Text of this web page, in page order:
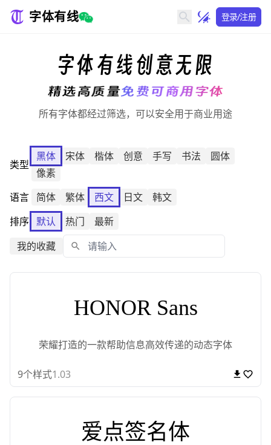
字体有线 登录/注册
字体有线创意无限
精选高质量免费可商用字体
所有字体都经过筛选，可以安全用于商业用途
类型
黑体 宋体 楷体 创意 手写 书法
圆体
像素
语言 简体 繁体 西文 日文
韩文
排序 默认 热门
最新
我的收藏
HONOR Sans
荣耀打造的一款帮助信息高效传递的动态字体
9个样式1.03
爱点签名体